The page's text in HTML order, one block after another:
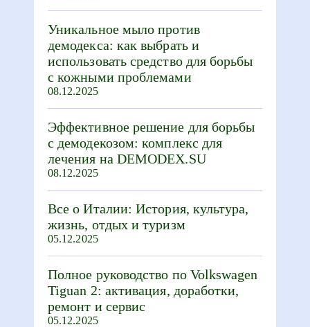
Уникальное мыло против
демодекса: как выбрать и
использовать средство для борьбы
с кожными проблемами
08.12.2025
Эффективное решение для борьбы
с демодекозом: комплекс для
лечения на DEMODEX.SU
08.12.2025
Все о Италии: История, культура,
жизнь, отдых и туризм
05.12.2025
Полное руководство по Volkswagen
Tiguan 2: активация, доработки,
ремонт и сервис
05.12.2025